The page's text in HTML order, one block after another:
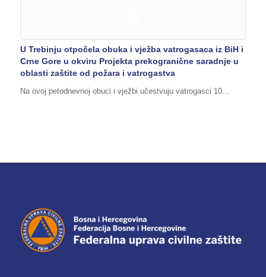
U Trebinju otpočela obuka i vježba vatrogasaca iz BiH i
Crne Gore u okviru Projekta prekogranične saradnje u
oblasti zaštite od požara i vatrogastva
Na ovoj petodnevnoj obuci i vježbi učestvuju vatrogasci 10…